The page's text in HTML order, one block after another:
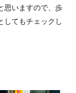
思いますので、歩
してもチェックし